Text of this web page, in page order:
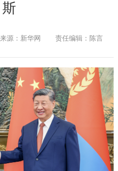
斯
来源：新华网 责任编辑：陈言